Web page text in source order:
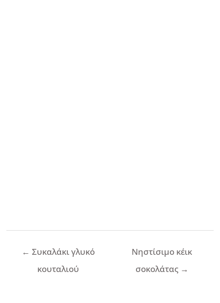
Πλοήγηση
← Συκαλάκι γλυκό
κουταλιού
Νηστίσιμο κέικ
σοκολάτας →